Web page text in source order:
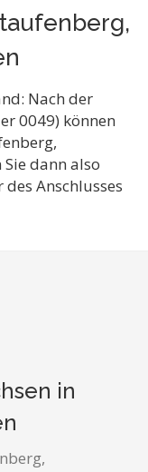
Nach der
0049) können
dann also
Anschlusses
in